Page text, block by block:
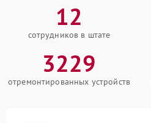
12
сотрудников в штате
3229
отремонтированных устройств